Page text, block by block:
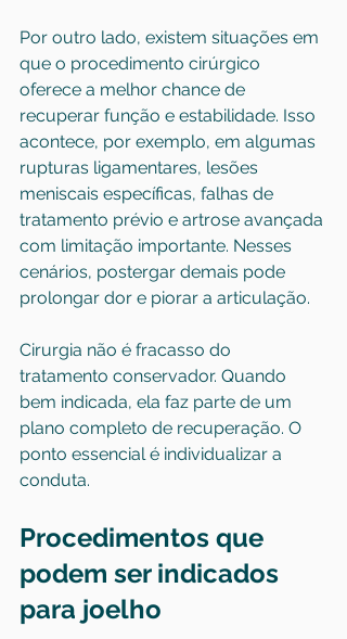
Por outro lado, existem situações em
que o procedimento cirúrgico
oferece a melhor chance de
recuperar função e estabilidade. Isso
acontece, por exemplo, em algumas
rupturas ligamentares, lesões
meniscais específicas, falhas de
tratamento prévio e artrose avançada
com limitação importante. Nesses
cenários, postergar demais pode
prolongar dor e piorar a articulação.
Cirurgia não é fracasso do
tratamento conservador. Quando
bem indicada, ela faz parte de um
plano completo de recuperação. O
ponto essencial é individualizar a
conduta.
Procedimentos que
podem ser indicados
para joelho